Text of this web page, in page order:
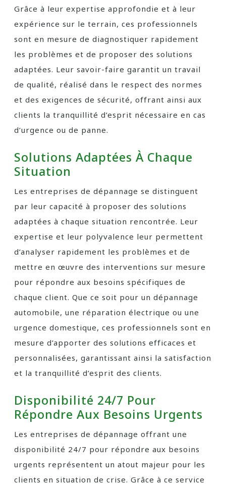
Grâce à leur expertise approfondie et à leur
expérience sur le terrain, ces professionnels
sont en mesure de diagnostiquer rapidement
les problèmes et de proposer des solutions
adaptées. Leur savoir-faire garantit un travail
de qualité, réalisé dans le respect des normes
et des exigences de sécurité, offrant ainsi aux
clients la tranquillité d’esprit nécessaire en cas
d’urgence ou de panne.
Solutions Adaptées À Chaque
Situation
Les entreprises de dépannage se distinguent
par leur capacité à proposer des solutions
adaptées à chaque situation rencontrée. Leur
expertise et leur polyvalence leur permettent
d’analyser rapidement les problèmes et de
mettre en œuvre des interventions sur mesure
pour répondre aux besoins spécifiques de
chaque client. Que ce soit pour un dépannage
automobile, une réparation électrique ou une
urgence domestique, ces professionnels sont en
mesure d’apporter des solutions efficaces et
personnalisées, garantissant ainsi la satisfaction
et la tranquillité d’esprit des clients.
Disponibilité 24/7 Pour
Répondre Aux Besoins Urgents
Les entreprises de dépannage offrant une
disponibilité 24/7 pour répondre aux besoins
urgents représentent un atout majeur pour les
clients en situation de crise. Grâce à ce service